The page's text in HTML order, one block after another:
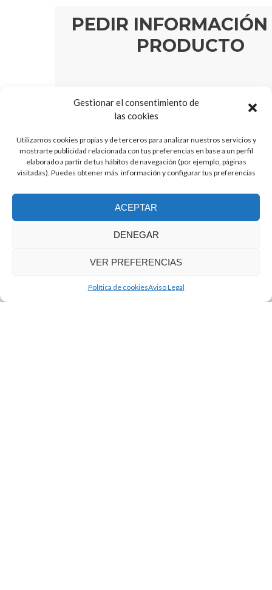
Gestionar el consentimiento de
las cookies
Utilizamos cookies propias y de terceros para analizar nuestros servicios y
mostrarte publicidad relacionada con tus preferencias en base a un perfil
elaborado a partir de tus hábitos de navegación (por ejemplo, páginas
visitadas). Puedes obtener más información y configurar tus preferencias
ACEPTAR
DENEGAR
VER PREFERENCIAS
Política de cookiesAviso Legal
PEDIR
PRODUCTO
Nombre: *
E-mail: *